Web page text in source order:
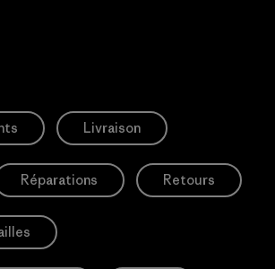
Livraison
Réparations Retours